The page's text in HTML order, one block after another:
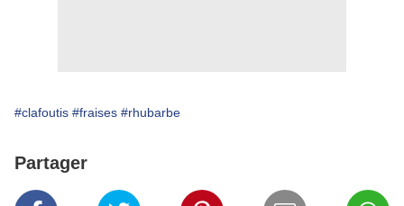
#clafoutis #fraises #rhubarbe
Partager